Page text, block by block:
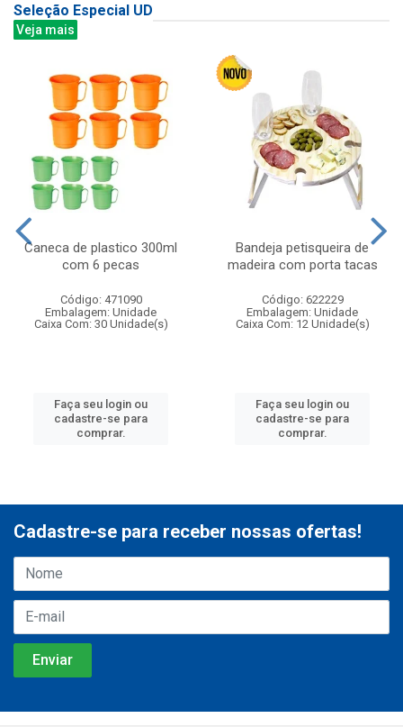
Seleção Especial UD
Veja mais
Caneca de plastico 300ml
com 6 pecas
Código: 471090
Embalagem: Unidade
Caixa Com: 30 Unidade(s)
Faça seu login ou
cadastre-se para
comprar.
Bandeja petisqueira de
madeira com porta tacas
Código: 622229
Embalagem: Unidade
Caixa Com: 12 Unidade(s)
Faça seu login ou
cadastre-se para
comprar.
Cadastre-se para receber nossas ofertas!